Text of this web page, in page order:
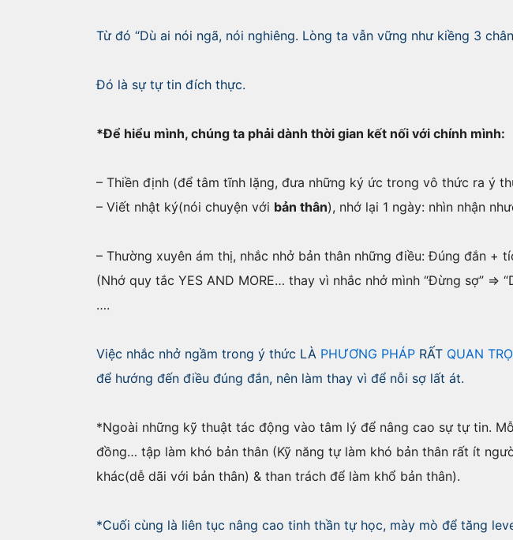
Từ đó “Dù ai nói ngã, nói nghiêng. Lòng ta vẫn vững như kiềng 3
Đó là sự tự tin đích thực.
*Để hiểu mình, chúng ta phải dành thời gian kết nối với chính mình:
– Thiền định (để tâm tĩnh lặng, đưa những ký ức trong vô thức ra ý
– Viết nhật ký(nói chuyện với bản thân), nhớ lại 1 ngày: nhìn nhận
– Thường xuyên ám thị, nhắc nhở bản thân những điều: Đúng đắn +
(Nhớ quy tắc YES AND MORE… thay vì nhắc nhở mình “Đừng sợ” =>
….
Việc nhắc nhở ngầm trong ý thức LÀ PHƯƠNG PHÁP RẤT QUAN
để hướng đến điều đúng đắn, nên làm thay vì để nỗi sợ lất át.
*Ngoài những kỹ thuật tác động vào tâm lý để nâng cao sự tự tin.
đồng… tập làm khó bản thân (Kỹ năng tự làm khó bản thân rất ít
khác(dễ dãi với bản thân) & than trách để làm khổ bản thân).
*Cuối cùng là liên tục nâng cao tinh thần tự học, mày mò để tăng